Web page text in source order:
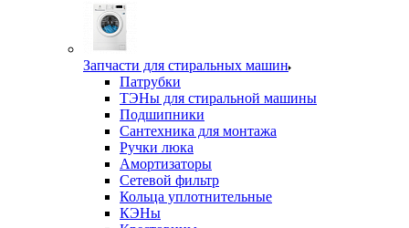
Запчасти для стиральных машин
Патрубки
ТЭНы для стиральной машины
Подшипники
Сантехника для монтажа
Ручки люка
Амортизаторы
Сетевой фильтр
Кольца уплотнительные
КЭНы